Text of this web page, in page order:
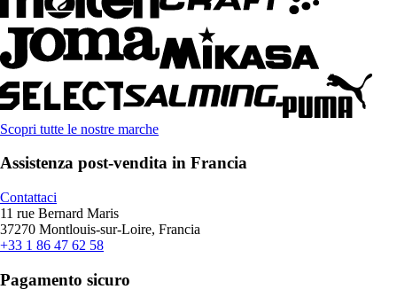
Scopri tutte le nostre marche
Assistenza post-vendita in Francia
Contattaci
11 rue Bernard Maris
37270 Montlouis-sur-Loire, Francia
+33 1 86 47 62 58
Pagamento sicuro